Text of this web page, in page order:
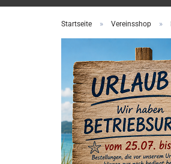
Startseite » Vereinsshop »